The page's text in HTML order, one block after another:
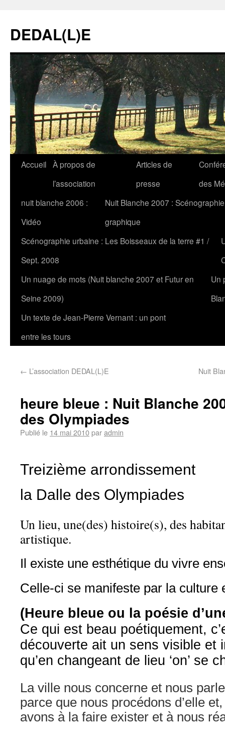
DEDAL(L)E
Accueil À propos de
l’association
Articles de
presse
des
nuit blanche 2006 :
Vidéo
Nuit Blanche 2007 : Scénographie
graphique
Scénographie urbaine : Les Boisseaux de la terre #1 /
Sept. 2008
Un nuage de mots (Nuit blanche 2007 et Futur en
Seine 2009)
Un
Un texte de Jean-Pierre Vernant : un pont
entre les tours
← L’association DEDAL(L)E Nuit
heure bleue : Nuit Blanche
des Olympiades
Publié le 14 mai 2010paradmin
Treizième arrondissement
la Dalle des Olympiades
Un lieu, une(des) histoire(s), des
artistique.
Il existe une esthétique du vivre
Celle-ci se manifeste par la culture
(Heure bleue ou la poésie
Ce qui est beau poétiquement,
découverte ait un sens visible et
qu’en changeant de lieu ‘on’ se
La ville nous concerne et nous
parce que nous procédons d’elle
avons à la faire exister et à nous